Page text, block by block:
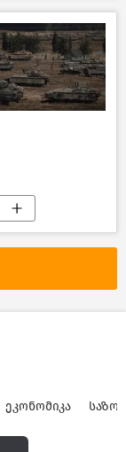
ᲔᲙᲝᲜᲝᲛᲘᲙᲐ